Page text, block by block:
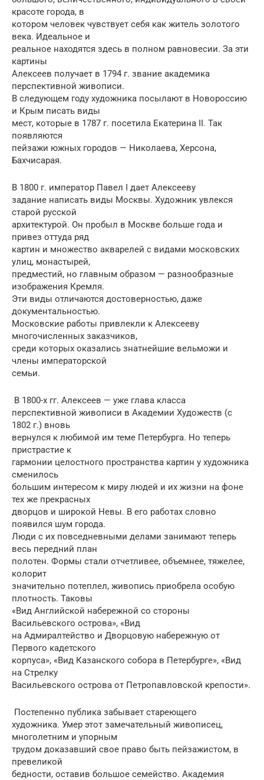
красоте города, в
котором человек чувствует себя как житель золотого
века. Идеальное и
реальное находятся здесь в полном равновесии. За эти
картины
Алексеев получает в 1794 г. звание академика
перспективной живописи.
В следующем году художника посылают в Новороссию
и Крым писать виды
мест, которые в 1787 г. посетила Екатерина II. Так
появляются
пейзажи южных городов — Николаева, Херсона,
Бахчисарая.
В 1800 г. император Павел I дает Алексееву
задание написать виды Москвы. Художник увлекся
старой русской
архитектурой. Он пробыл в Москве больше года и
привез оттуда ряд
картин и множество акварелей с видами московских
улиц, монастырей,
предместий, но главным образом — разнообразные
изображения Кремля.
Эти виды отличаются достоверностью, даже
документальностью.
Московские работы привлекли к Алексееву
многочисленных заказчиков,
среди которых оказались знатнейшие вельможи и
члены императорской
семьи.
В 1800-х гг. Алексеев — уже глава класса
перспективной живописи в Академии Художеств (с
1802 г.) вновь
вернулся к любимой им теме Петербурга. Но теперь
пристрастие к
гармонии целостного пространства картин у художника
сменилось
большим интересом к миру людей и их жизни на фоне
тех же прекрасных
дворцов и широкой Невы. В его работах словно
появился шум города.
Люди с их повседневными делами занимают теперь
весь передний план
полотен. Формы стали отчетливее, объемнее, тяжелее,
колорит
значительно потеплел, живопись приобрела особую
плотность. Таковы
«Вид Английской набережной со стороны
Васильевского острова», «Вид
на Адмиралтейство и Дворцовую набережную от
Первого кадетского
корпуса», «Вид Казанского собора в Петербурге», «Вид
на Стрелку
Васильевского острова от Петропавловской крепости».
Постепенно публика забывает стареющего
художника. Умер этот замечательный живописец,
многолетним и упорным
трудом доказавший свое право быть пейзажистом, в
превеликой
бедности, оставив большое семейство. Академия